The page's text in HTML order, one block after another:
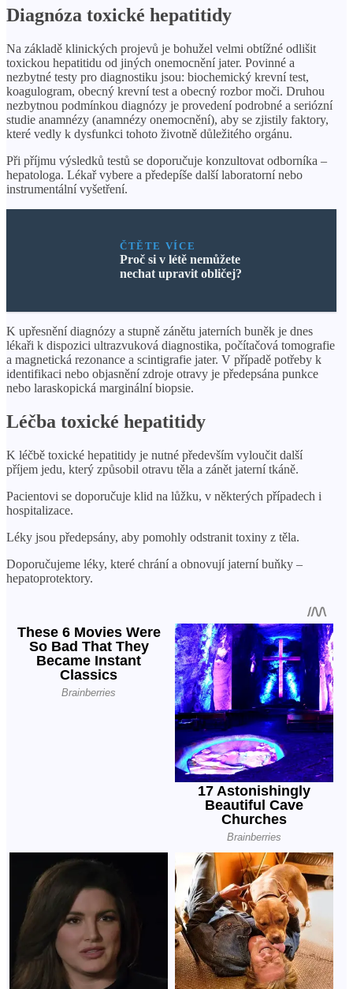
Diagnóza toxické hepatitidy
Na základě klinických projevů je bohužel velmi obtížné odlišit
toxickou hepatitidu od jiných onemocnění jater. Povinné a
nezbytné testy pro diagnostiku jsou: biochemický krevní test,
koagulogram, obecný krevní test a obecný rozbor moči. Druhou
nezbytnou podmínkou diagnózy je provedení podrobné a seriózní
studie anamnézy (anamnézy onemocnění), aby se zjistily faktory,
které vedly k dysfunkci tohoto životně důležitého orgánu.
Při příjmu výsledků testů se doporučuje konzultovat odborníka –
hepatologa. Lékař vybere a předepíše další laboratorní nebo
instrumentální vyšetření.
ČTĚTE VÍCE
Proč si v létě nemůžete
nechat upravit obličej?
K upřesnění diagnózy a stupně zánětu jaterních buněk je dnes
lékaři k dispozici ultrazvuková diagnostika, počítačová tomografie
a magnetická rezonance a scintigrafie jater. V případě potřeby k
identifikaci nebo objasnění zdroje otravy je předepsána punkce
nebo laraskopická marginální biopsie.
Léčba toxické hepatitidy
K léčbě toxické hepatitidy je nutné především vyloučit další
příjem jedu, který způsobil otravu těla a zánět jaterní tkáně.
Pacientovi se doporučuje klid na lůžku, v některých případech i
hospitalizace.
Léky jsou předepsány, aby pomohly odstranit toxiny z těla.
Doporučujeme léky, které chrání a obnovují jaterní buňky –
hepatoprotektory.